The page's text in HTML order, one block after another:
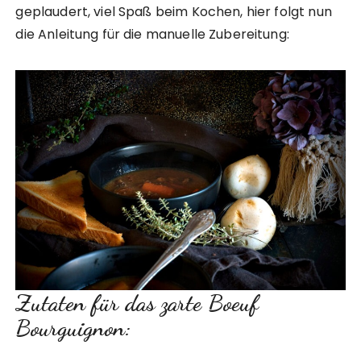
geplaudert, viel Spaß beim Kochen, hier folgt nun
die Anleitung für die manuelle Zubereitung:
Zutaten für das zarte Boeuf
Bourguignon: